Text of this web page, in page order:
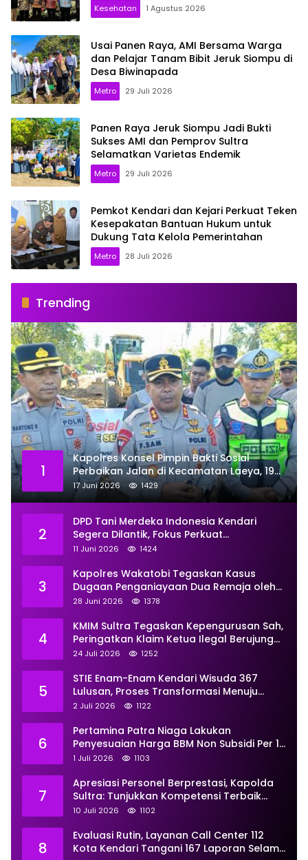
Kesehatan 1 Agustus 2026
Usai Panen Raya, AMI Bersama Warga
dan Pelajar Tanam Bibit Jeruk Siompu di
Desa Biwinapada
Metro 29 Juli 2026
Panen Raya Jeruk Siompu Jadi Bukti
Sukses AMI dan Pemprov Sultra
Selamatkan Varietas Endemik
Metro 29 Juli 2026
Pemkot Kendari dan Kejari Perkuat Teken
Kesepakatan Bantuan Hukum untuk
Dukung Tata Kelola Pemerintahan
Metro 28 Juli 2026
Trending
1
Kapolres Konsel Pimpin Bakti Sosial
Perbaikan Jalan di Kecamatan Laeya, 19
Titik Rusak Siap Ditambal
17 Juni 2026 1429
2
DPD Tani Merdeka Indonesia Kendari
Segera Dilantik, Fokus Perkuat
Pemberdayaan
11 Juni 2026 1424
3
Kapolres Wakatobi Tegaskan Kasus
Dugaan Penganiayaan Dua Remaja oleh
Dua Anggota Ditangani Secara
28 Juni 2026 1378
4
KMIM Sultra Tegaskan Kepengurusan Sah,
Peringatkan Klaim Ketua Ilegal Berujung
Proses Hukum
24 Juli 2026 1252
5
STIE Enam-Enam Kendari Wisuda 367
Lulusan, Proses Transformasi Menuju
Universitas Resmi Diterima
2 Juli 2026 1122
6
Pertamina Patra Niaga Lakukan
Penyesuaian Harga BBM Non Subsidi Per 1
Juli 2026, Berikut Rinciannya
1 Juli 2026 1103
7
Apresiasi Personel Berprestasi, Kapolda
Sultra: Tunjukkan Kompetensi Terbaik
untuk Masyarakat
10 Juli 2026 1102
8
Evaluasi Rutin, Layanan Call Center 112
Kota Kendari Tangani 167 Laporan Selama